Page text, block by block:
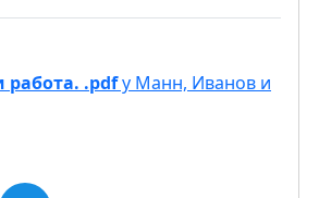
.pdfу Манн, Иванов и